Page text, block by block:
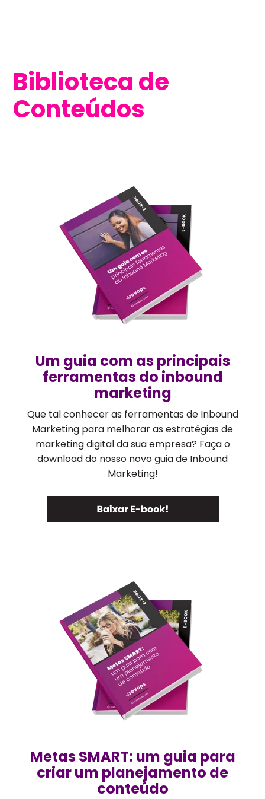
Biblioteca de
Conteúdos
Um guia com as principais
ferramentas do inbound
marketing
Que tal conhecer as ferramentas de Inbound
Marketing para melhorar as estratégias de
marketing digital da sua empresa? Faça o
download do nosso novo guia de Inbound
Marketing!
Metas SMART: um guia para
criar um planejamento de
conteúdo